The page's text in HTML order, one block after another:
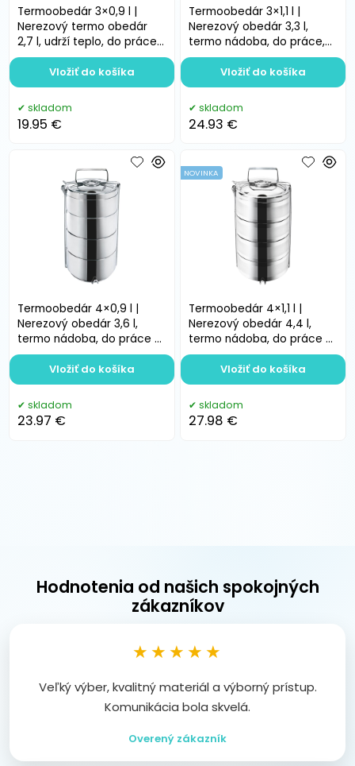
Termoobedár 3×0,9 l |
Nerezový termo obedár
2,7 l, udrží teplo, do práce
a na cesty
skladom
19.95 €
Vložiť do košíka
Termoobedár 3×1,1 l |
Nerezový obedár 3,3 l,
termo nádoba, do práce,
školy a na cesty
skladom
24.93 €
Vložiť do košíka
Termoobedár 4×0,9 l |
Nerezový obedár 3,6 l,
termo nádoba, do práce a
na cesty
skladom
23.97 €
Vložiť do košíka
Termoobedár 4×1,1 l |
Nerezový obedár 4,4 l,
termo nádoba, do práce a
na cesty
NOVINKA
skladom
27.98 €
Vložiť do košíka
Hodnotenia od našich spokojných
zákazníkov
★★★★★
Veľký výber, kvalitný materiál a výborný prístup.
Komunikácia bola skvelá.
Overený zákazník